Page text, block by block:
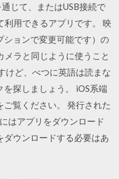
じて、またはUSB接続で
利用できるアプリです。 映
ョンで変更可能です）の
ラと同じように使うこと
けど、べつに英語は読まな
探しましょう。 iOS系端
覧ください。 発行された
はアプリをダウンロード
ダウンロードする必要はあ